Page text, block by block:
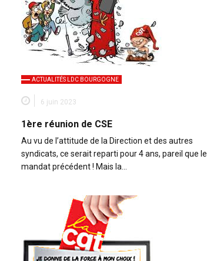
ACTUALITÉS LDC BOURGOGNE
6 juin 2023
1ère réunion de CSE
Au vu de l’attitude de la Direction et des autres
syndicats, ce serait reparti pour 4 ans, pareil que le
mandat précédent ! Mais la…